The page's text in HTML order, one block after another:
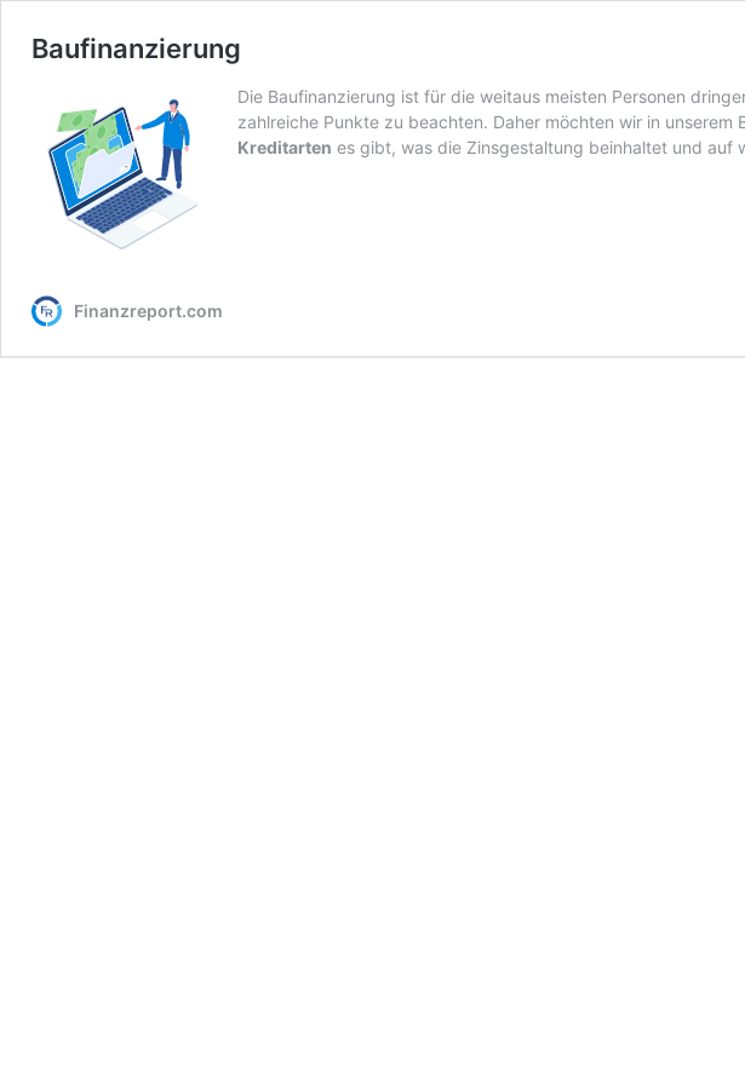
Baufinanzierung
Die Baufinanzierung ist für die weitaus meisten Personen
zahlreiche Punkte zu beachten. Daher möchten wir in
Kreditarten es gibt, was die Zinsgestaltung beinhaltet und auf
Finanzreport.com